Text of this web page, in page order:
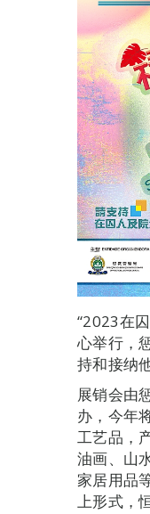
“2023在
心举行，
持和接纳
展销会由
办，今年
工艺品，
油画、山
家居用品
上形式，